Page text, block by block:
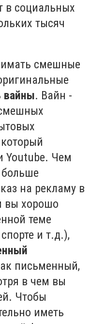
в социальных
тысяч
смешные
вайны. Вайн -
Youtube. Чем
на рекламу в
вы хорошо
теме
и т.д.),
письменный,
в чем вы
Чтобы
иметь